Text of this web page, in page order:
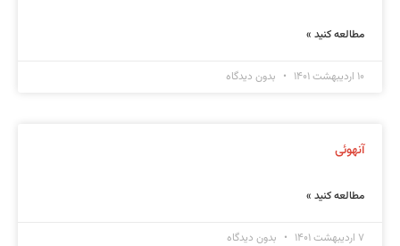
مطالعه کنید »
۱۰ اردیبهشت ۱۴۰۱ بدون دیدگاه
آنهوئی
مطالعه کنید »
۷ اردیبهشت ۱۴۰۱ بدون دیدگاه